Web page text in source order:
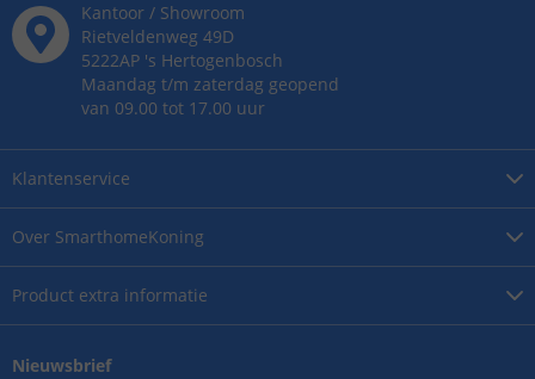
Over SmarthomeKoning
Product extra informatie
Klantenservice
Kantoor / Showroom
Rietveldenweg 49D
5222AP 's Hertogenbosch
Maandag t/m zaterdag geopend
van 09.00 tot 17.00 uur
Nieuwsbrief